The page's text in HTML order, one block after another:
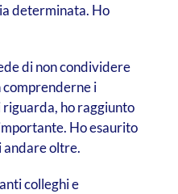
determinata. Ho
di non condividere
comprenderne i
riguarda, ho raggiunto
Ho esaurito
andare oltre.
colleghi e